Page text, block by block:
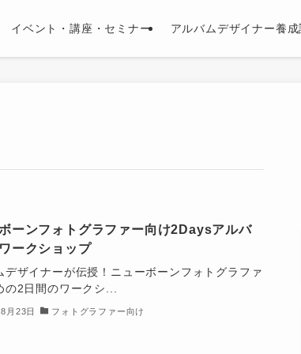
イベント・講座・セミナー アルバムデザイナー養
ーンフォトグラファー向け2Daysアルバ
ークショップ
デザイナーが伝授！ニューボーンフォトグラファ
の2日間のワークシ...
月23日 フォトグラファー向け